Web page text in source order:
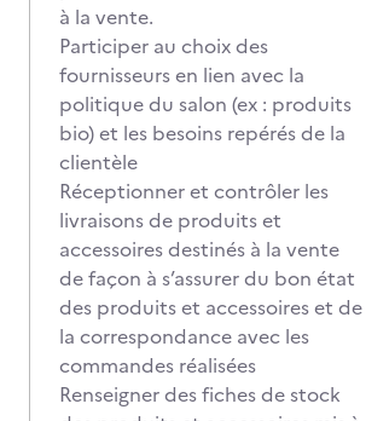
à la vente.
Participer au choix des
fournisseurs en lien avec la
politique du salon (ex : produits
bio) et les besoins repérés de la
clientèle
Réceptionner et contrôler les
livraisons de produits et
accessoires destinés à la vente
de façon à s’assurer du bon état
des produits et accessoires et de
la correspondance avec les
commandes réalisées
Renseigner des fiches de stock